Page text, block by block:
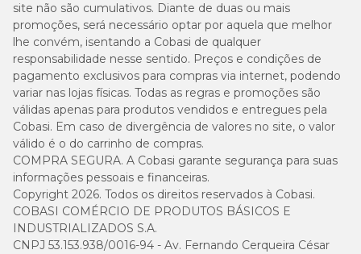
site não são cumulativos. Diante de duas ou mais
promoções, será necessário optar por aquela que melhor
lhe convém, isentando a Cobasi de qualquer
responsabilidade nesse sentido. Preços e condições de
pagamento exclusivos para compras via internet, podendo
variar nas lojas físicas. Todas as regras e promoções são
válidas apenas para produtos vendidos e entregues pela
Cobasi. Em caso de divergência de valores no site, o valor
válido é o do carrinho de compras.
COMPRA SEGURA. A Cobasi garante segurança para suas
informações pessoais e financeiras.
Copyright 2026. Todos os direitos reservados à Cobasi.
COBASI COMÉRCIO DE PRODUTOS BÁSICOS E
INDUSTRIALIZADOS S.A.
CNPJ 53.153.938/0016-94 - Av. Fernando Cerqueira César